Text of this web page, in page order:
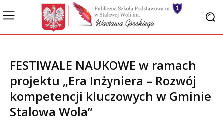
FESTIWALE NAUKOWE w ramach
projektu „Era Inżyniera – Rozwój
kompetencji kluczowych w Gminie
Stalowa Wola”